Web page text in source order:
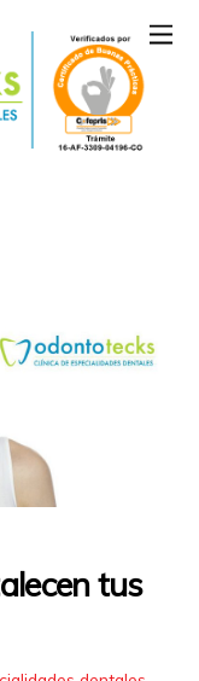
tus